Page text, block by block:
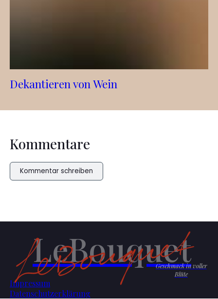
Dekantieren von Wein
Kommentare
Kommentar schreiben
LeBouquet
Geschmack in voller
Blüte
Impressum
Datenschutzerklärung